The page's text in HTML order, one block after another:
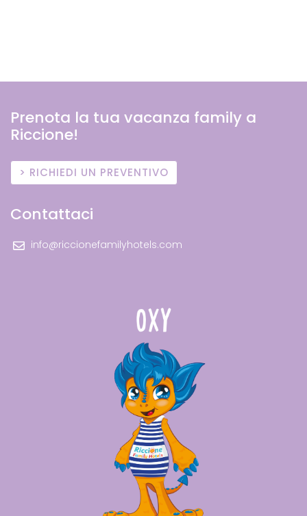
Prenota la tua vacanza family a
Riccione!
RICHIEDI UN PREVENTIVO
Contattaci
info@riccionefamilyhotels.com